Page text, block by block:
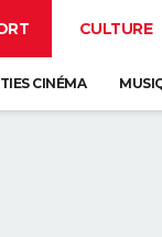
CULTURE
CINÉMA